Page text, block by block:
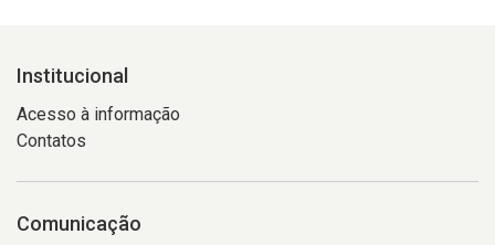
Institucional
Acesso à informação
Contatos
Comunicação